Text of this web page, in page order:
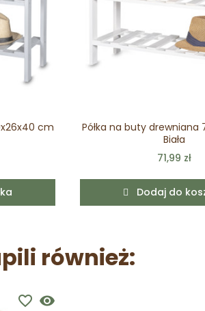
cm
Półka na buty drewniana
Biała
71,99 zł
Dodaj do
również:
visibility
favorite_border